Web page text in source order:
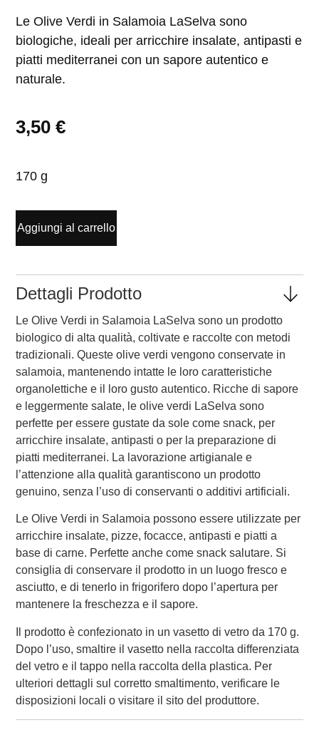
Le Olive Verdi in Salamoia LaSelva sono
biologiche, ideali per arricchire insalate, antipasti e
piatti mediterranei con un sapore autentico e
naturale.
3,50€
170 g
Aggiungi al carrello
Dettagli Prodotto
Le Olive Verdi in Salamoia LaSelva sono un prodotto
biologico di alta qualità, coltivate e raccolte con metodi
tradizionali. Queste olive verdi vengono conservate in
salamoia, mantenendo intatte le loro caratteristiche
organolettiche e il loro gusto autentico. Ricche di sapore
e leggermente salate, le olive verdi LaSelva sono
perfette per essere gustate da sole come snack, per
arricchire insalate, antipasti o per la preparazione di
piatti mediterranei. La lavorazione artigianale e
l’attenzione alla qualità garantiscono un prodotto
genuino, senza l’uso di conservanti o additivi artificiali.
Le Olive Verdi in Salamoia possono essere utilizzate per
arricchire insalate, pizze, focacce, antipasti e piatti a
base di carne. Perfette anche come snack salutare. Si
consiglia di conservare il prodotto in un luogo fresco e
asciutto, e di tenerlo in frigorifero dopo l’apertura per
mantenere la freschezza e il sapore.
Il prodotto è confezionato in un vasetto di vetro da 170 g.
Dopo l’uso, smaltire il vasetto nella raccolta differenziata
del vetro e il tappo nella raccolta della plastica. Per
ulteriori dettagli sul corretto smaltimento, verificare le
disposizioni locali o visitare il sito del produttore.